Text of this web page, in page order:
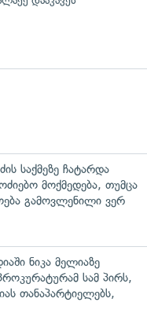
საქმეზე ჩატარდა
მოქმედება, თუმცა
გამოვლენილი ვერ
ნიკა მელიაზე
სამ პირს,
თანაპარტიელებს,